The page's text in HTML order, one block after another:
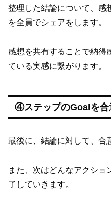
整理した結論について、感
を全員でシェアをします。
感想を共有することで納得
ている実感に繋がります。
④ステップのGoalを合
最後に、結論に対して、合
また、次はどんなアクショ
了していきます。